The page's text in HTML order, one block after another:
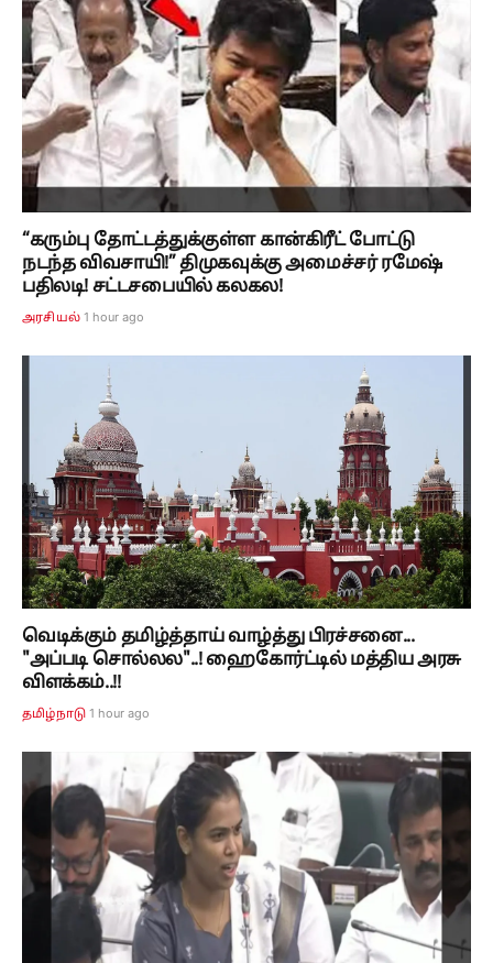
“கரும்பு தோட்டத்துக்குள்ள கான்கிரீட் போட்டு
நடந்த விவசாயி!” திமுகவுக்கு அமைச்சர் ரமேஷ்
பதிலடி! சட்டசபையில் கலகல!
அரசியல் 1 hour ago
வெடிக்கும் தமிழ்த்தாய் வாழ்த்து பிரச்சனை...
"அப்படி சொல்லல"..! ஹைகோர்ட்டில் மத்திய அரசு
விளக்கம்..!!
தமிழ்நாடு 1 hour ago